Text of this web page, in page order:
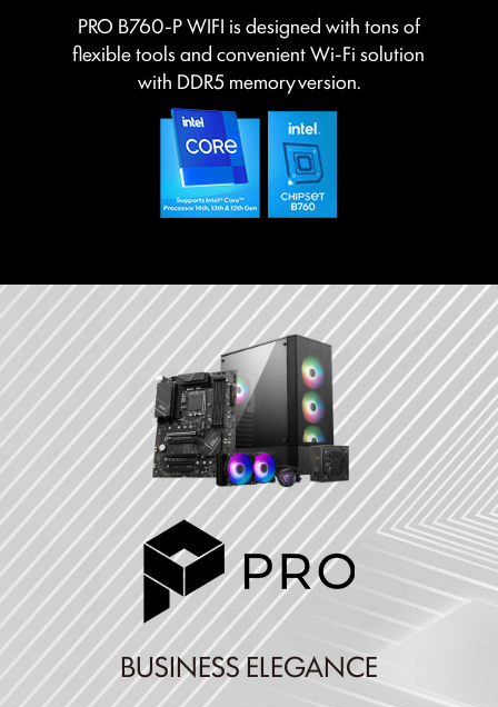
PRO B760-P WIFI is designed with tons of
flexible tools and convenient Wi-Fi solution
with DDR5 memory version.
BUSINESS ELEGANCE